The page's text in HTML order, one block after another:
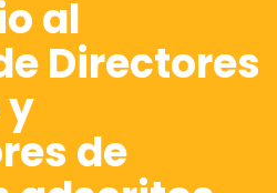
al
Directores
y
de